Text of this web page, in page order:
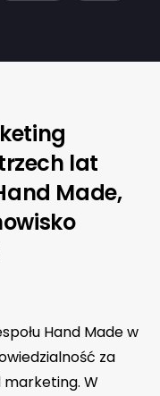
lat
Made,
Hand Made w
za
W